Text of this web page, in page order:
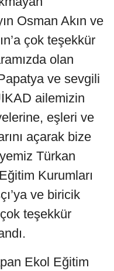
Osman Akın ve
çok teşekkür
olan
ve sevgili
ailemizin
eşleri ve
açarak bize
Türkan
Kurumları
ve biricik
teşekkür
Ekol Eğitim